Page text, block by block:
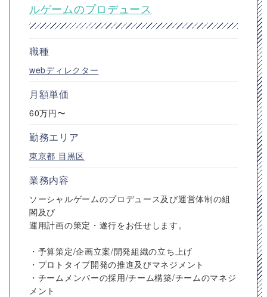
ルゲームのプロデュース
職種
webディレクター
月額単価
60万円〜
勤務エリア
東京都 目黒区
業務内容
ソーシャルゲームのプロデュース及び運営体制の組
閣及び
運用計画の策定・遂行をお任せします。
・予算策定/企画立案/開発組織の立ち上げ
・プロトタイプ開発の推進及びマネジメント
・チームメンバーの採用/チーム構築/チームのマネジ
メント